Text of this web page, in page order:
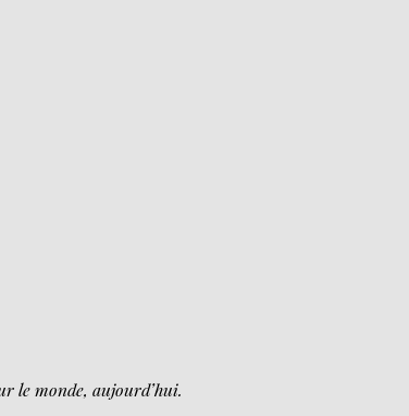
le monde, aujourd’hui.